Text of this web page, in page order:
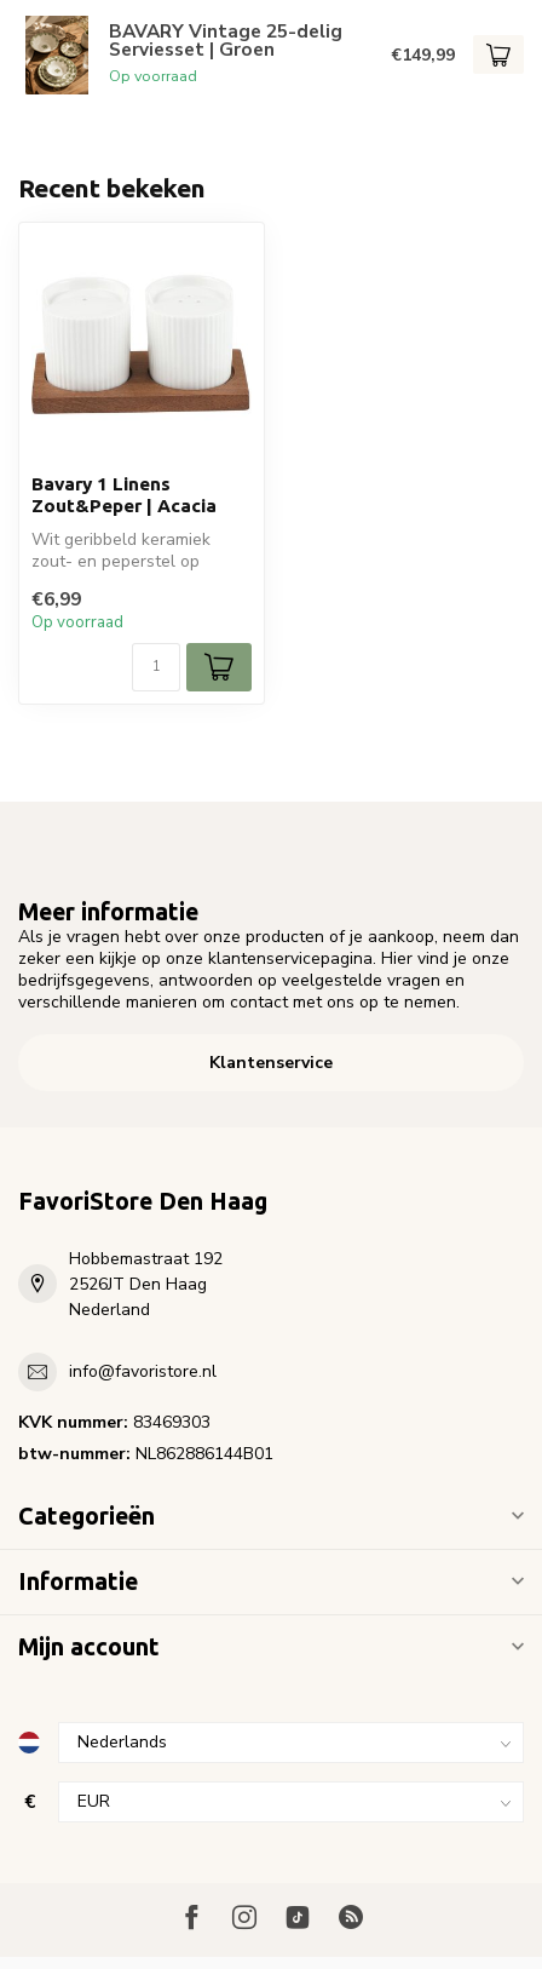
BAVARY Vintage 25-delig
Serviesset | Groen
Op voorraad
€149,99
Recent bekeken
Bavary 1 Linens
Zout&Peper | Acacia
Wit geribbeld keramiek
zout- en peperstel op
compact en per...
€6,99
Op voorraad
Meer informatie
Als je vragen hebt over onze producten of je aankoop, neem dan
zeker een kijkje op onze klantenservicepagina. Hier vind je onze
bedrijfsgegevens, antwoorden op veelgestelde vragen en
verschillende manieren om contact met ons op te nemen.
Klantenservice
FavoriStore Den Haag
Hobbemastraat 192
2526JT Den Haag
Nederland
info@favoristore.nl
KVK nummer: 83469303
btw-nummer: NL862886144B01
Categorieën
Informatie
Mijn account
€